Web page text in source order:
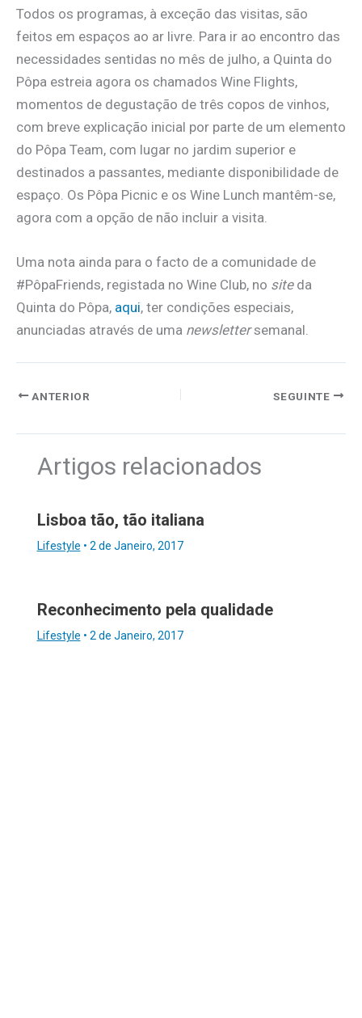
Todos os programas, à exceção das visitas, são
feitos em espaços ao ar livre. Para ir ao encontro das
necessidades sentidas no mês de julho, a Quinta do
Pôpa estreia agora os chamados Wine Flights,
momentos de degustação de três copos de vinhos,
com breve explicação inicial por parte de um elemento
do Pôpa Team, com lugar no jardim superior e
destinados a passantes, mediante disponibilidade de
espaço. Os Pôpa Picnic e os Wine Lunch mantêm-se,
agora com a opção de não incluir a visita.
Uma nota ainda para o facto de a comunidade de
#PôpaFriends, registada no Wine Club, no siteda
Quinta do Pôpa, aqui, ter condições especiais,
anunciadas através de uma newslettersemanal.
ANTERIOR SEGUINTE
Artigos relacionados
Lisboa tão, tão italiana
Lifestyle • 2 de Janeiro, 2017
Reconhecimento pela qualidade
Lifestyle • 2 de Janeiro, 2017